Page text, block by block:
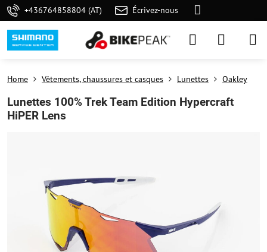
+436764858804 (AT) Écrivez-nous
Home Vêtements, chaussures et casques Lunettes Oakley
Lunettes 100% Trek Team Edition Hypercraft
HiPER Lens